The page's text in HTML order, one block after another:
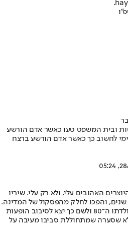
ובית המשפט טעו כאשר אדם הורשע
לחשוב כך כאשר אדם הורשע ברצח
28/
האהובים עלי, ולא רק עלי. שיריו
שנים, והפכו לחלק מהפסקול של המדינה.
זילבר חוגג בימים אלה את יום הולדתו ה־80 ולשם כך יצא לסיבוב הופעות
שסערה שמתחוללת סביבו מעיבה על